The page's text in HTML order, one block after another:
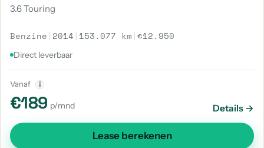
3.6 Touring
Benzine | 2014 | 153.077 km |€12.950
Direct leverbaar
Vanaf i
€189 p/mnd Details →
Lease berekenen